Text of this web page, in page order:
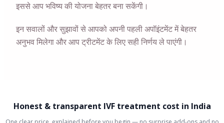
इससे आप भविष्य की योजना बेहतर बना सकेंगी।
इन सवालों और सुझावों से आपको अपनी पहली अपॉइंटमेंट में बेहतर
अनुभव मिलेगा और आप ट्रीटमेंट के लिए सही निर्णय ले पाएंगी।
Honest & transparent IVF treatment cost in India